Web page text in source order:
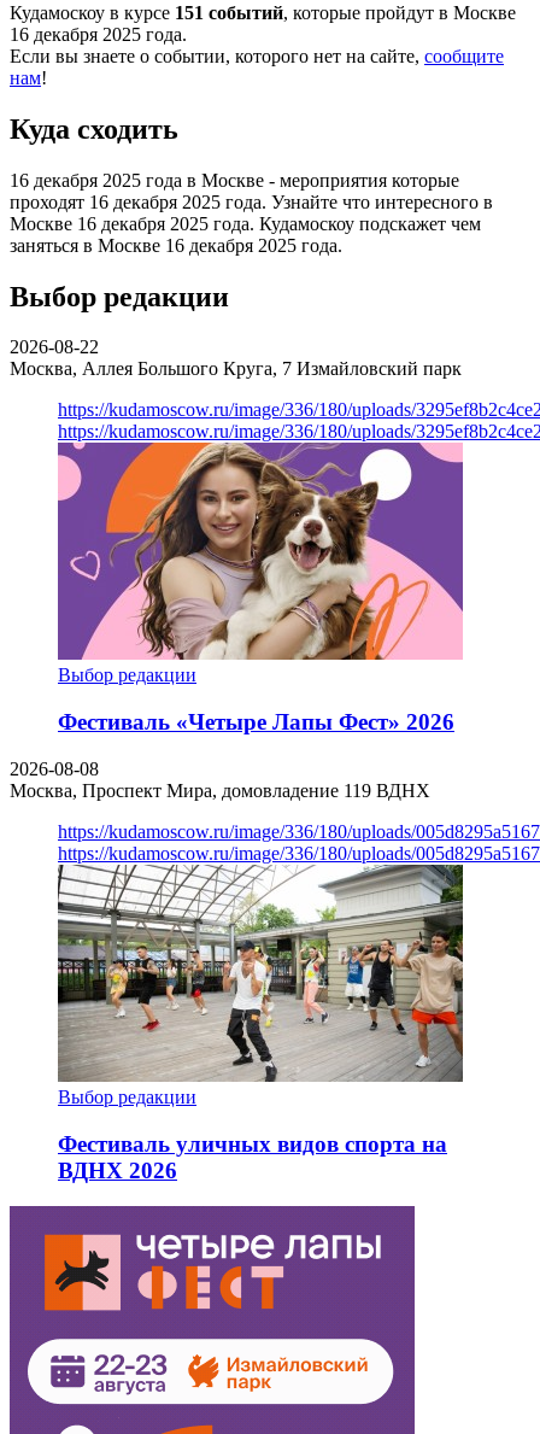
Кудамоскоу в курсе 151 событий, которые пройдут в Москве
16 декабря 2025 года.
Если вы знаете о событии, которого нет на сайте, сообщите
нам!
Куда сходить
16 декабря 2025 года в Москве - мероприятия которые
проходят 16 декабря 2025 года. Узнайте что интересного в
Москве 16 декабря 2025 года. Кудамоскоу подскажет чем
заняться в Москве 16 декабря 2025 года.
Выбор редакции
2026-08-22
Москва, Аллея Большого Круга, 7 Измайловский парк
https://kudamoscow.ru/image/336/180/uploads/
https://kudamoscow.ru/image/336/180/uploads/
Выбор редакции
Фестиваль «Четыре Лапы Фест» 2026
2026-08-08
Москва, Проспект Мира, домовладение 119 ВДНХ
https://kudamoscow.ru/image/336/180/uploads/
https://kudamoscow.ru/image/336/180/uploads/
Выбор редакции
Фестиваль уличных видов спорта на
ВДНХ 2026